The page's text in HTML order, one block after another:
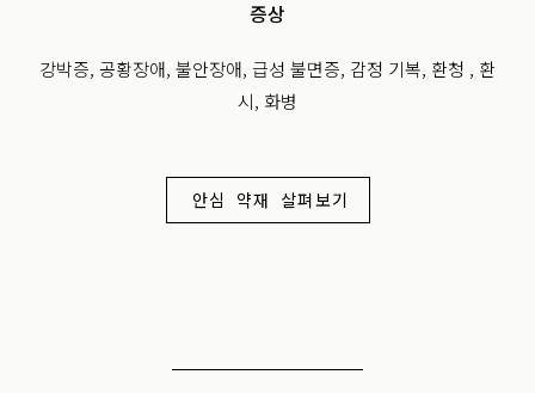
증상
강박증, 공황장애, 불안장애, 급성 불면증, 감정 기복, 환청 , 환
시, 화병
안심 약재 살펴보기